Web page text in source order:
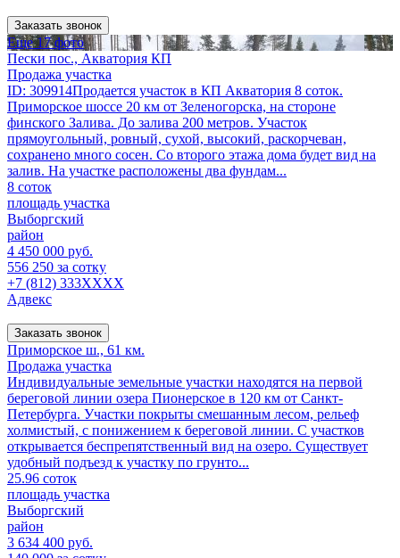
Заказать звонок
Еще 17 фото
Пески пос., Акватория КП
Продажа участка
ID: 309914Продается участок в КП Акватория 8 соток.
Приморское шоссе 20 км от Зеленогорска, на стороне
финского Залива. До залива 200 метров. Участок
прямоугольный, ровный, сухой, высокий, раскорчеван,
сохранено много сосен. Со второго этажа дома будет вид на
залив. На участке расположены два фундам...
8 соток
площадь участка
Выборгский
район
4 450 000 руб.
556 250 за сотку
+7 (812) 333XXXX
Адвекс
Заказать звонок
Приморское ш., 61 км.
Продажа участка
Индивидуальные земельные участки находятся на первой
береговой линии озера Пионерское в 120 км от Санкт-
Петербурга. Участки покрыты смешанным лесом, рельеф
холмистый, с понижением к береговой линии. С участков
открывается беспрепятственный вид на озеро. Существует
удобный подъезд к участку по грунто...
25.96 соток
площадь участка
Выборгский
район
3 634 400 руб.